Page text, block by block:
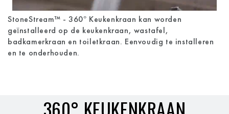
StoneStream™ - 360° Keukenkraan kan worden
geïnstalleerd op de keukenkraan, wastafel,
badkamerkraan en toiletkraan. Eenvoudig te installeren
en te onderhouden.